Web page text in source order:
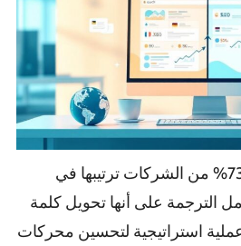
عند التوسع دوليًا، تفقد 73% من الشركات ترتيبها في
الترجمة على أنها تحويل كلمة
عملية استراتيجية لتحسين محركات